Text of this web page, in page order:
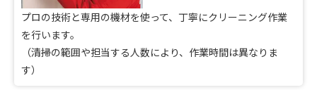
プロの技術と専用の機材を使って、丁寧にクリーニング作業
を行います。
（清掃の範囲や担当する人数により、作業時間は異なりま
す）